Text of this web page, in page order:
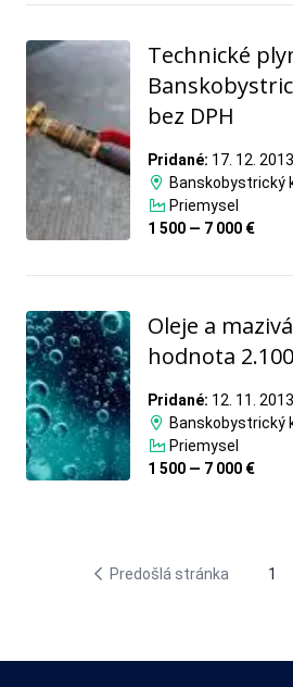
Technické
bez DPH
Pridané: 17. 12. 2013
Banskobystrický
Priemysel
1 500 — 7 000 €
Oleje a
hodnota
Pridané: 12. 11. 2013
Banskobystrický
Priemysel
1 500 — 7 000 €
Predošlá stránka 1